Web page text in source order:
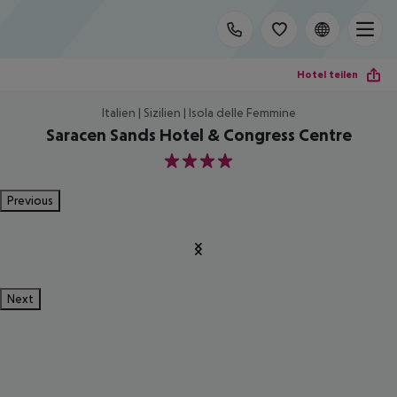
Hotel teilen
Italien | Sizilien | Isola delle Femmine
Saracen Sands Hotel & Congress Centre
4
Previous
Next